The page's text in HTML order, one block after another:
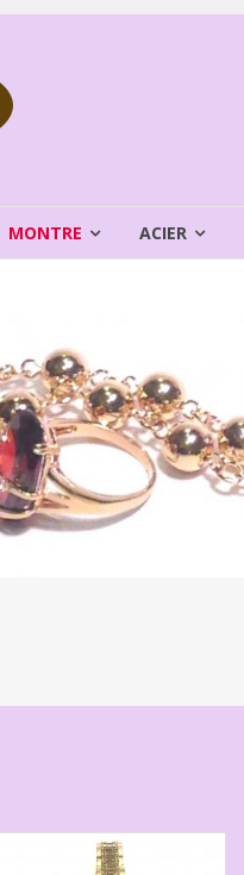
MONTRE ACIER